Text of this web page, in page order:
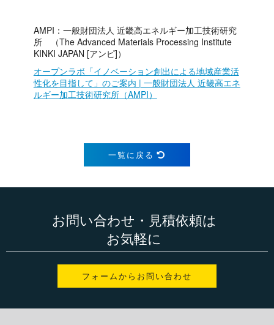
AMPI：一般財団法人 近畿高エネルギー加工技術研究
所 （The Advanced Materials Processing Institute
KINKI JAPAN [アンピ]）
オープンラボ「イノベーション創出による地域産業活
性化を目指して」のご案内 | 一般財団法人 近畿高エネ
ルギー加工技術研究所（AMPI）
一覧に戻る
お問い合わせ・見積依頼は
お気軽に
フォームからお問い合わせ